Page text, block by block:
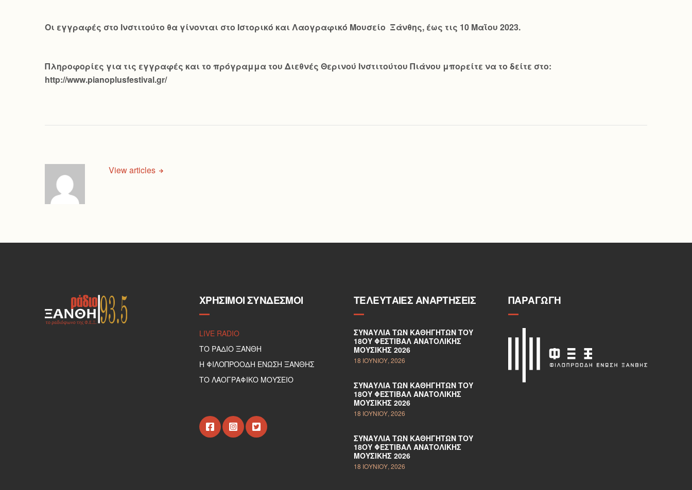
Οι εγγραφές στο Ινστιτούτο θα γίνονται στο Ιστορικό και Λαογραφικό Μουσείο Ξάνθης, έως τις 10 Μαΐου 2023.
Πληροφορίες για τις εγγραφές και το πρόγραμμα του Διεθνές Θερινού Ινστιτούτου Πιάνου μπορείτε να το δείτε στο:
http://www.pianoplusfestival.gr/
View articles
ΧΡΉΣΙΜΟΙ ΣΎΝΔΕΣΜΟΙ
LIVE RADIO
ΤΟ ΡΑΔΙΟ ΞΑΝΘΗ
Η ΦΙΛΟΠΡΟΟΔΗ ΕΝΩΣΗ ΞΑΝΘΗΣ
ΤΟ ΛΑΟΓΡΑΦΙΚΟ ΜΟΥΣΕΙΟ
ΤΕΛΕΥΤΑΊΕΣ ΑΝΑΡΤΉΣΕΙΣ
ΣΥΝΑΥΛΊΑ ΤΩΝ ΚΑΘΗΓΗΤΏΝ ΤΟΥ
18ΟΥ ΦΕΣΤΙΒΆΛ ΑΝΑΤΟΛΙΚΉΣ
ΜΟΥΣΙΚΉΣ 2026
18 ΙΟΥΝΊΟΥ, 2026
ΣΥΝΑΥΛΊΑ ΤΩΝ ΚΑΘΗΓΗΤΏΝ ΤΟΥ
18ΟΥ ΦΕΣΤΙΒΆΛ ΑΝΑΤΟΛΙΚΉΣ
ΜΟΥΣΙΚΉΣ 2026
18 ΙΟΥΝΊΟΥ, 2026
ΣΥΝΑΥΛΊΑ ΤΩΝ ΚΑΘΗΓΗΤΏΝ ΤΟΥ
18ΟΥ ΦΕΣΤΙΒΆΛ ΑΝΑΤΟΛΙΚΉΣ
ΜΟΥΣΙΚΉΣ 2026
18 ΙΟΥΝΊΟΥ, 2026
ΠΑΡΑΓΩΓΉ